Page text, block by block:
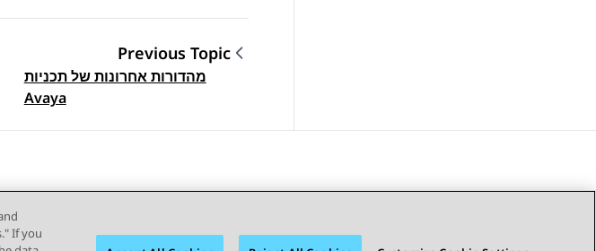
Topic navigation
Previous Topic
מהדורות אחרונות של תכניות
Avaya
If you